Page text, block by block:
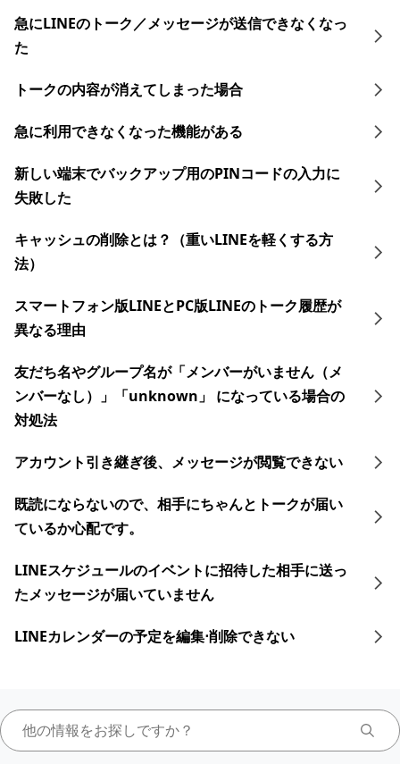
急にLINEのトーク／メッセージが送信できなくなっ
た
トークの内容が消えてしまった場合
急に利用できなくなった機能がある
新しい端末でバックアップ用のPINコードの入力に
失敗した
キャッシュの削除とは？（重いLINEを軽くする方
法）
スマートフォン版LINEとPC版LINEのトーク履歴が
異なる理由
友だち名やグループ名が「メンバーがいません（メ
ンバーなし）」「unknown」 になっている場合の
対処法
アカウント引き継ぎ後、メッセージが閲覧できない
既読にならないので、相手にちゃんとトークが届い
ているか心配です。
LINEスケジュールのイベントに招待した相手に送っ
たメッセージが届いていません
LINEカレンダーの予定を編集⋅削除できない